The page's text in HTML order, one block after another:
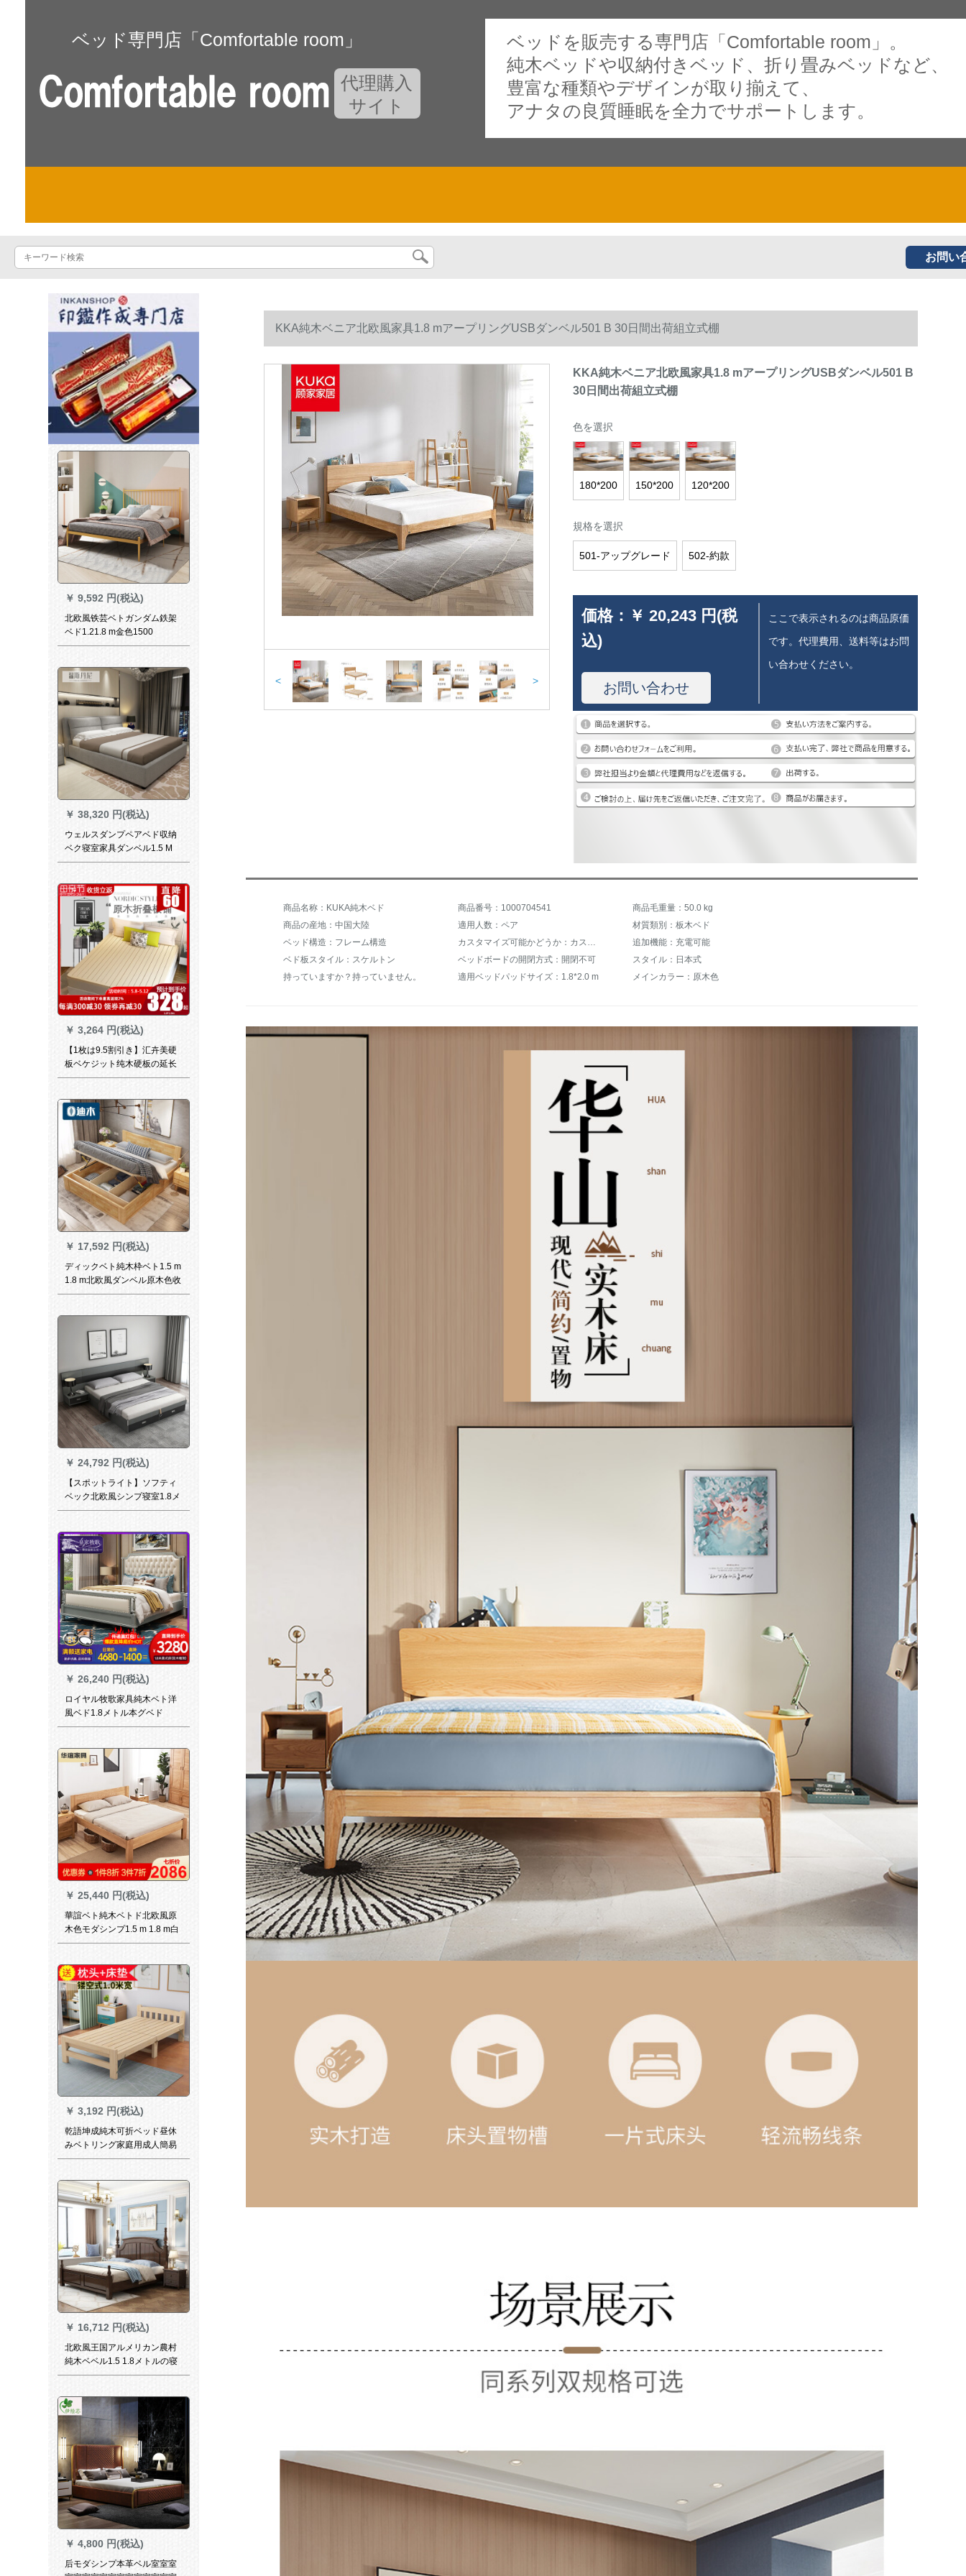
ベッド専門店「Comfortable room」
代理購入
サイト
ベッドを販売する専門店「Comfortable room」。
純木ベッドや収納付きベッド、折り畳みベッドなど、
豊富な種類やデザインが取り揃えて、
アナタの良質睡眠を全力でサポートします。
お問い
￥ 9,592 円(税込)
北欧風铁芸ベトガンダム鉄架
ベド1.21.8 m金色1500
mm*2000 mm帯5 CMベド
￥ 38,320 円(税込)
ウェルスダンプペアベド収纳
ベク寝室家具ダンベル1.5 M
078*2000ベド
￥ 3,264 円(税込)
【1枚は9.5割引き】汇卉美硬
板ベケジット纯木硬板の延长
プレト1.5メトル1.8メトルの
m 3折の封辺の円角を厚くしま
す。
￥ 17,592 円(税込)
ディックベト純木枠ベト1.5 m
1.8 m北欧風ダンベル原木色收
纳木ベトド寝室家具收纳ベド
￥ 24,792 円(税込)
【スポットライト】ソフティ
ベック北欧風シンプ寝室1.8メ
トル王ダンプ寝室家具収納納
￥ 26,240 円(税込)
ロイヤル牧歌家具純木ベト洋
風ベド1.8メトル本グベド
￥ 25,440 円(税込)
華誼ベト純木ベトド北欧風原
木色モダシンプ1.5 m 1.8 m白
クヌギペアダンベル寝室家具
mm
￥ 3,192 円(税込)
乾語坤成純木可折ベッド昼休
みベトリング家庭用成人簡易
経済型純木貸房小ベドペア昼
トド
￥ 16,712 円(税込)
北欧風王国アルメリカン農村
純木ベベル1.5 1.8メトルの寝
室シンプレルダム·メレケン家
￥ 4,800 円(税込)
后モダシンプ本革ベル室室室
KKA純木ベニア北欧風家具1.8 mアープリングUSBダンベル501 B 30日間出荷組立式棚
< >
KKA純木ベニア北欧風家具1.8 mアープリングUSBダンベル501 B
30日間出荷組立式棚
色を選択
180*200 150*200 120*200
規格を選択
501-アップグレード 502-約款
価格： ￥ 20,243 円(税
込)
お問い合わせ
ここで表示されるのは商品原価
です。代理費用、送料等はお問
い合わせください。
商品名称：KUKA純木ベド 商品番号：1000704541
商品毛重量：50.0 kg
商品の産地：中国大陸
適用人数：ペア
材質類別：板木ベド
ベッド構造：フレーム構造
カスタマイズ可能かどうか：カスタマイズ不可
追加機能：充電可能
ベド板スタイル：スケルトン
ベッドボードの開閉方式：開閉不可
スタイル：日本式
持っていますか？持っていません。
適用ベッドパッドサイズ：1.8*2.0 m メインカラー：原木色